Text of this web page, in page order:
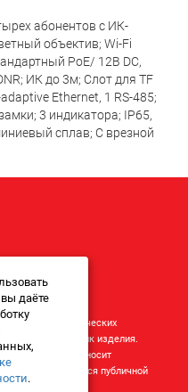
абонентов с ИК-
объектив; Wi-Fi
PoE/ 12В DC,
ИК до 3м; Слот для TF
Ethernet, 1 RS-485;
3 индикатора; IP65,
сплав; С врезной
виде и технических
характеристик изделия.
ресурсе, носит
не является публичной
437 (2) ГК РФ.
даёте
.